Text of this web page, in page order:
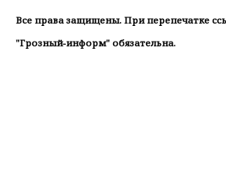
Все права защищены. При перепечатке
"Грозный-информ" обязательна.